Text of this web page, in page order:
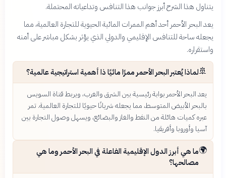
يتناول هذا الشرح أبرز جوانب هذا التنافس وتداعياته المحتملة.
يعد البحر الأحمر أحد أهم الممرات المائية الحيوية للتجارة العالمية، مما
يجعله ساحة للتنافس الإقليمي والدولي الذي يؤثر بشكل مباشر على أمنه
واستقراره.
🚢لماذا يُعتبر البحر الأحمر ممرًا مائيًا ذا أهمية استراتيجية عالمية؟
يعد البحر الأحمر بوابة رئيسية بين الشرق والغرب، ويربط قناة السويس
بالبحر الأبيض المتوسط، مما يجعله شريانًا حيويًا للتجارة العالمية. تمر
عبره كميات هائلة من النفط والغاز والبضائع، ويسهل وصول التجارة بين
آسيا وأوروبا وأفريقيا.
🌍ما هي أبرز الدول الإقليمية الفاعلة في البحر الأحمر وما هي
مصالحها؟